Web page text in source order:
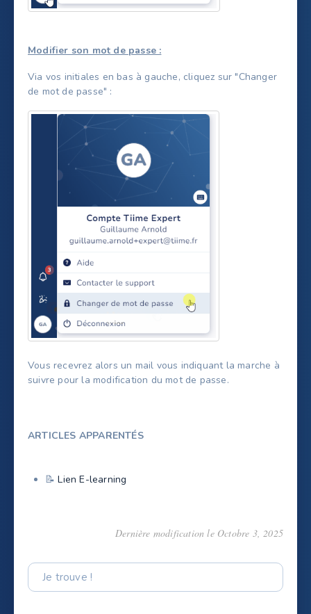
Modifier son mot de passe :
Via vos initiales en bas à gauche, cliquez sur "Changer
de mot de passe" :
Vous recevrez alors un mail vous indiquant la marche à
suivre pour la modification du mot de passe.
ARTICLES APPARENTÉS
📝Lien E-learning
Dernière modification le Octobre 3, 2025